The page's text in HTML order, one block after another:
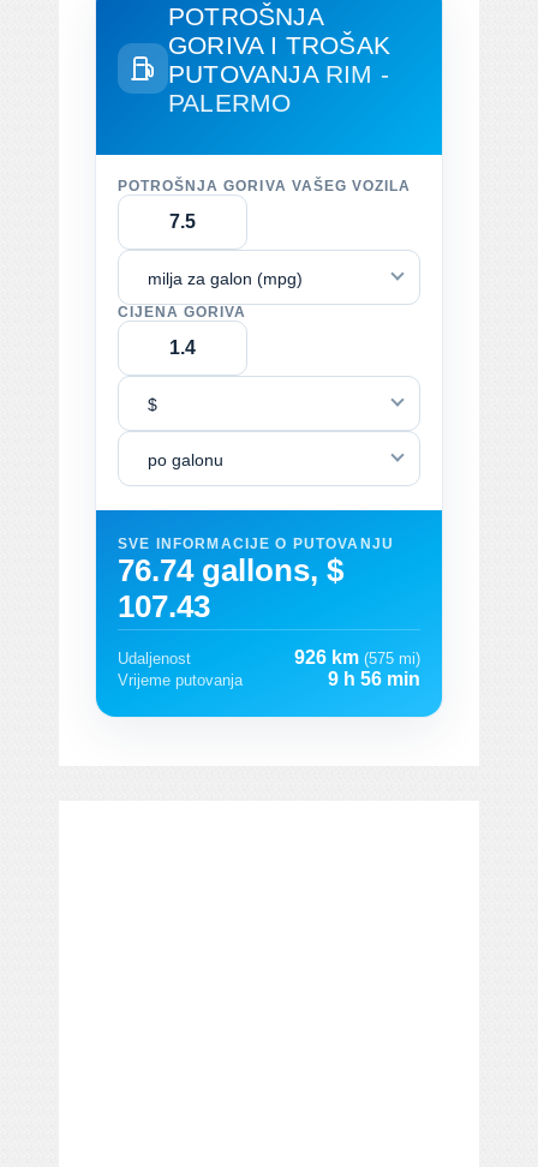
POTROŠNJA
GORIVA I TROŠAK
PUTOVANJA RIM -
PALERMO
POTROŠNJA GORIVA VAŠEG VOZILA
milja za galon (mpg)
CIJENA GORIVA
$
po galonu
SVE INFORMACIJE O PUTOVANJU
76.74 gallons, $
107.43
Udaljenost 926 km (575 mi)
Vrijeme putovanja
9 h 56 min